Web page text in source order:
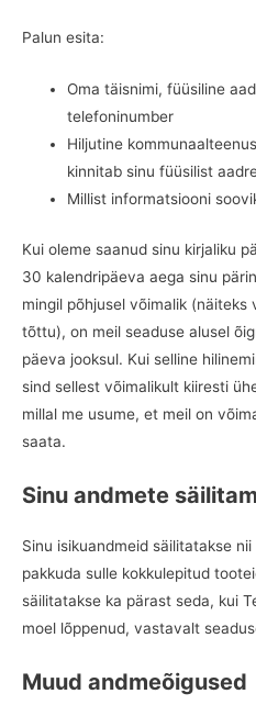
Palun esita:
Oma täisnimi, füüsiline
telefoninumber
Hiljutine
kinnitab sinu füüsilist
Millist informatsiooni
Kui oleme saanud sinu kirjaliku
30 kalendripäeva aega sinu
mingil põhjusel võimalik (näiteks
tõttu), on meil seaduse alusel
päeva jooksul. Kui selline
sind sellest võimalikult kiiresti
millal me usume, et meil on
saata.
Sinu andmete
Sinu isikuandmeid säilitatakse
pakkuda sulle kokkulepitud
säilitatakse ka pärast seda, kui
moel lõppenud, vastavalt
Muud andmeõigused